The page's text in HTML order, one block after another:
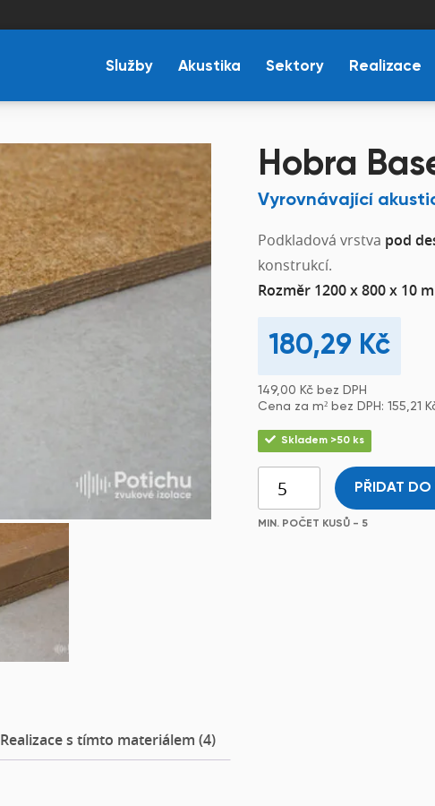
Služby Akustika Sektory Realizace
Hobra
Vyrovnávající
Podkladová vrstva pod
konstrukcí.
Rozměr 1200 x 800 x 10
180,29 Kč
149,00 Kč bez DPH
Cena za m² bez DPH:155,21
Skladem >50 ks
PŘIDAT DO
MIN. POČET KUSŮ - 5
Realizace s tímto materiálem (4)